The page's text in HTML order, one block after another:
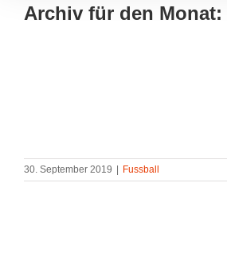
Archiv für den Monat:
30. September 2019 Fussball